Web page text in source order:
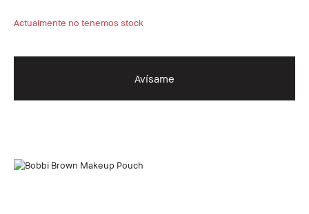
Actualmente no tenemos stock
Avísame